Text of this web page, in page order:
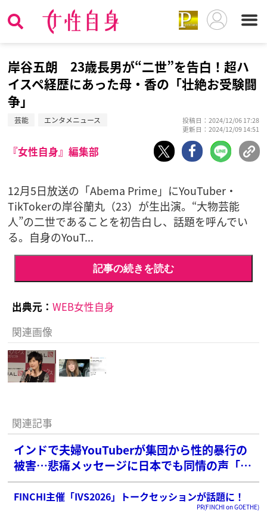
岸谷五朗 23歳長男が“二世”を告白！超ハ
イスペ経歴にあった母・香の「壮絶お受験闘
争」
芸能 エンタメニュース
投稿日：2024/12/06 17:28
更新日：2024/12/09 14:51
『女性自身』編集部
12月5日放送の「Abema Prime」にYouTuber・
TikTokerの岸谷蘭丸（23）が生出演。“大物芸能
人”の二世であることを初告白し、話題を呼んでい
る。自身のYouT...
記事の続きを読む
出典元： WEB女性自身
関連画像
関連記事
インドで夫婦YouTuberが集団から性的暴行の
被害…悲痛メッセージに日本でも同情の声「本
当に悲しい事件」
FINCHI主催「IVS2026」トークセッションが話題に！
PR(FINCHI on GOETHE)